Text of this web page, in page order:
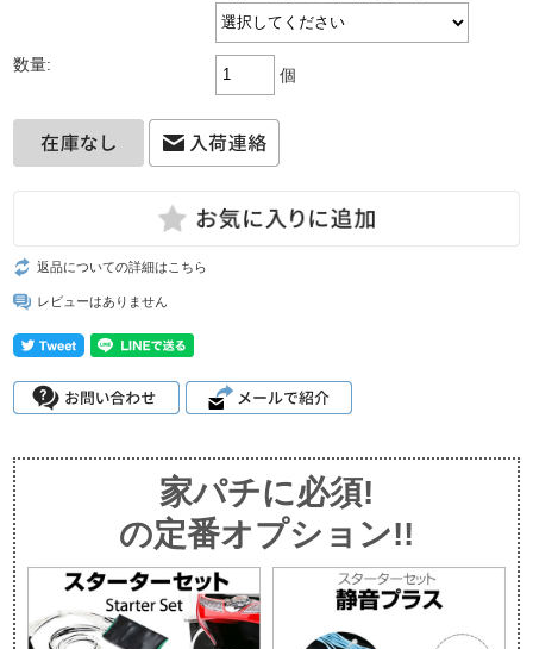
数量:
個
返品についての詳細はこちら
レビューはありません
家パチに必須!
の定番オプション!!